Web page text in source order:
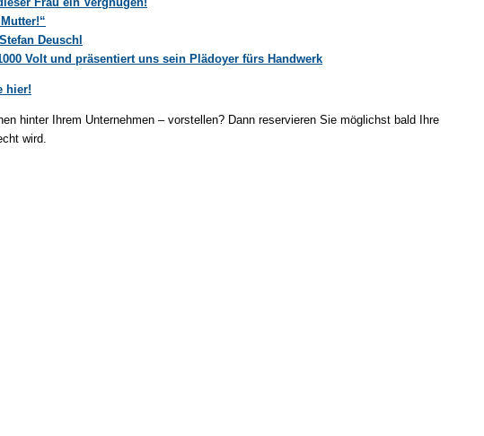
Deuschl
Volt und präsentiert uns sein Plädoyer fürs Handwerk
hier!
hinter Ihrem Unternehmen – vorstellen? Dann reservieren Sie möglichst bald Ihre
wird.